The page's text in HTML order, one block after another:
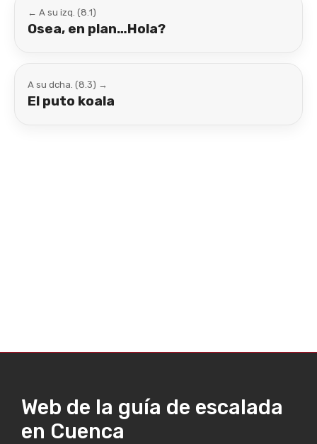
← A su izq. (8.1)
Osea, en plan…Hola?
A su dcha. (8.3) →
El puto koala
Web de la guía de escalada
en Cuenca